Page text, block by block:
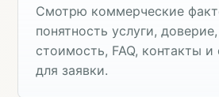
Смотрю коммерческие
понятность услуги,
стоимость, FAQ, контакты
для заявки.